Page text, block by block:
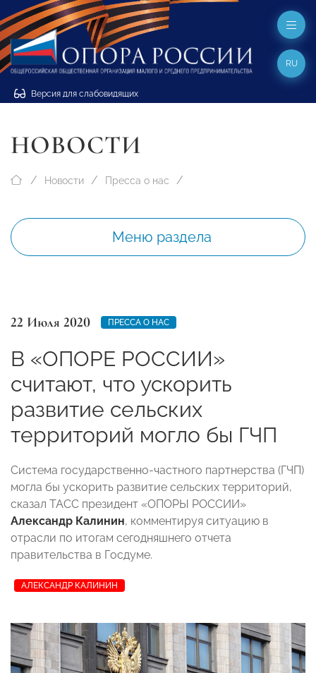
Версия для слабовидящих
RU
НОВОСТИ
Новости Пресса о нас
Меню раздела
22 Июля 2020 ПРЕССА О НАС
В «ОПОРЕ РОССИИ»
считают, что ускорить
развитие сельских
территорий могло бы ГЧП
Система государственно-частного партнерства (ГЧП)
могла бы ускорить развитие сельских территорий,
сказал ТАСС президент «ОПОРЫ РОССИИ»
Александр Калинин, комментируя ситуацию в
отрасли по итогам сегодняшнего отчета
правительства в Госдуме.
АЛЕКСАНДР КАЛИНИН